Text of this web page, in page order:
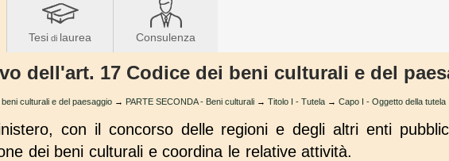
Tesi di laurea Consulenza
dell'art. 17 Codice dei beni culturali e del
culturali e del paesaggio → PARTE SECONDA - Beni culturali → Titolo I - Tutela → Capo I - Oggetto della tutela
con il concorso delle regioni e degli altri enti
dei beni culturali e coordina le relative attività.